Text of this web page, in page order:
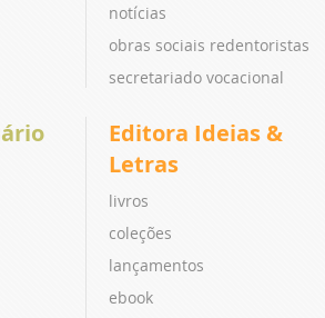
notícias
obras sociais redentoristas
secretariado vocacional
Editora Ideias &
Letras
livros
coleções
lançamentos
ebook